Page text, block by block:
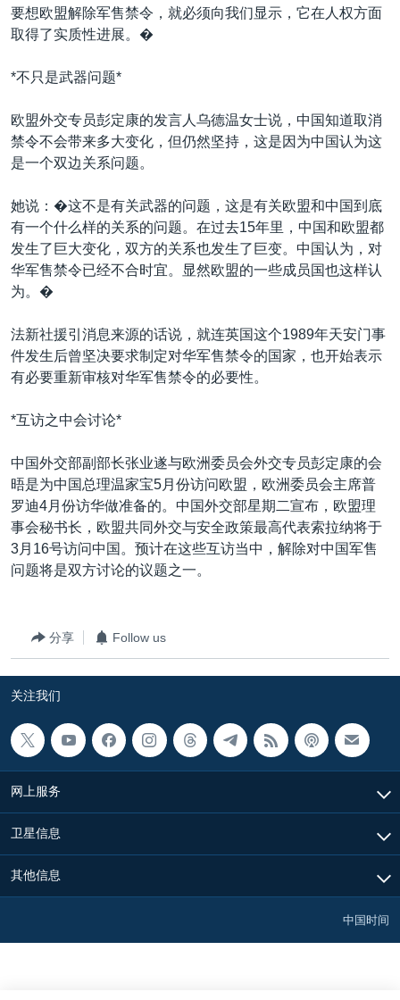
要想欧盟解除军售禁令，就必须向我们显示，它在人权方面
取得了实质性进展。�
*不只是武器问题*
欧盟外交专员彭定康的发言人乌德温女士说，中国知道取消
禁令不会带来多大变化，但仍然坚持，这是因为中国认为这
是一个双边关系问题。
她说：�这不是有关武器的问题，这是有关欧盟和中国到底
有一个什么样的关系的问题。在过去15年里，中国和欧盟都
发生了巨大变化，双方的关系也发生了巨变。中国认为，对
华军售禁令已经不合时宜。显然欧盟的一些成员国也这样认
为。�
法新社援引消息来源的话说，就连英国这个1989年天安门事
件发生后曾坚决要求制定对华军售禁令的国家，也开始表示
有必要重新审核对华军售禁令的必要性。
*互访之中会讨论*
中国外交部副部长张业遂与欧洲委员会外交专员彭定康的会
晤是为中国总理温家宝5月份访问欧盟，欧洲委员会主席普
罗迪4月份访华做准备的。中国外交部星期二宣布，欧盟理
事会秘书长，欧盟共同外交与安全政策最高代表索拉纳将于
3月16号访问中国。预计在这些互访当中，解除对中国军售
问题将是双方讨论的议题之一。
分享 Follow us
关注我们
网上服务
卫星信息
其他信息
中国时间